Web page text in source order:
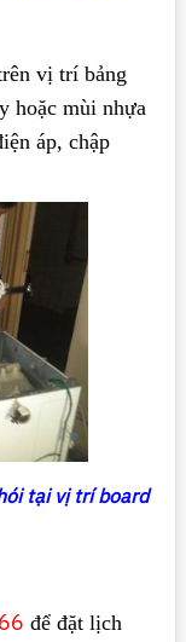
vị trí bảng
hoặc mùi nhựa
áp, chập
tại vị trí board
để đặt lịch